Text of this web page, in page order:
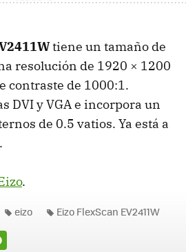
tiene un tamaño de
resolución de 1920 × 1200
contraste de 1000:1.
DVIyVGAe incorpora un
de 0.5 vatios. Ya está a
.
eizo Eizo FlexScan EV2411W